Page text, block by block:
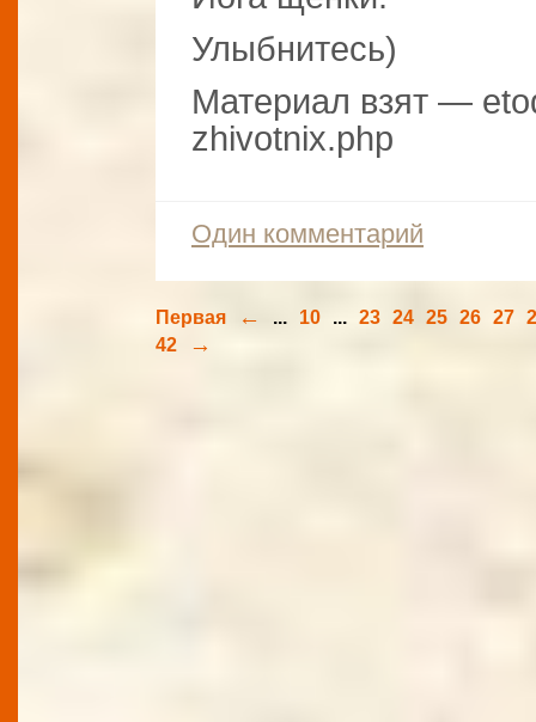
Улыбнитесь)
Материал взят —
zhivotnix.php
Один комментарий
Первая ← ... 10 ... 23 24 25 26 27
42
→